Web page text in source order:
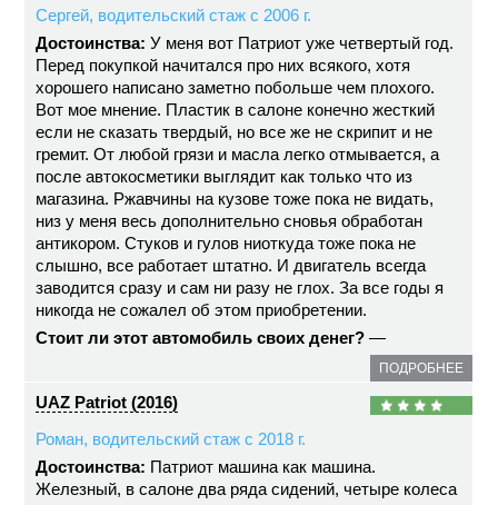
Сергей, водительский стаж с 2006 г.
Достоинства: У меня вот Патриот уже четвертый год.
Перед покупкой начитался про них всякого, хотя
хорошего написано заметно побольше чем плохого.
Вот мое мнение. Пластик в салоне конечно жесткий
если не сказать твердый, но все же не скрипит и не
гремит. От любой грязи и масла легко отмывается, а
после автокосметики выглядит как только что из
магазина. Ржавчины на кузове тоже пока не видать,
низ у меня весь дополнительно сновья обработан
антикором. Стуков и гулов ниоткуда тоже пока не
слышно, все работает штатно. И двигатель всегда
заводится сразу и сам ни разу не глох. За все годы я
никогда не сожалел об этом приобретении.
Стоит ли этот автомобиль своих денег? —
ПОДРОБНЕЕ
UAZ Patriot (2016)
Роман, водительский стаж с 2018 г.
Достоинства: Патриот машина как машина.
Железный, в салоне два ряда сидений, четыре колеса